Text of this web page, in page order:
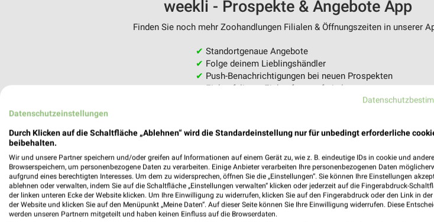
weekli - Prospekte & Angebote App
Finden Sie noch mehr Zoohandlungen Filialen & Öffnungszeiten in unserer
✔ Standortgenaue Angebote
✔ Folge deinem Lieblingshändler
✔ Push-Benachrichtigungen bei neuen Prospekten
✔Einkaufsliste - Einkauf stressfrei planen
Datenschutzeinstellungen
Durch Klicken auf die Schaltfläche „Ablehnen“ wird die Standardeinstellung nur für unbedingt erforderliche
beibehalten.
Wir und unsere Partner speichern und/oder greifen auf Informationen auf einem Gerät zu, wie z. B. eindeutige IDs in cookie und
Browserspeichern, um personenbezogene Daten zu verarbeiten. Einige Anbieter verarbeiten Ihre personenbezogenen Daten
aufgrund eines berechtigten Interesses. Um dem zu widersprechen, öffnen Sie die „Einstellungen“. Sie können Ihre Einstellungen
ablehnen oder verwalten, indem Sie auf die Schaltfläche „Einstellungen verwalten“ klicken oder jederzeit auf die Fingerabdruck-
der linken unteren Ecke der Website klicken. Um Ihre Einwilligung zu widerrufen, klicken Sie auf den Fingerabdruck oder den Link in
der Website und klicken Sie auf den Menüpunkt „Meine Daten“. Auf dieser Seite können Sie Ihre Einwilligung widerrufen. Diese
werden unseren Partnern mitgeteilt und haben keinen Einfluss auf die Browserdaten.